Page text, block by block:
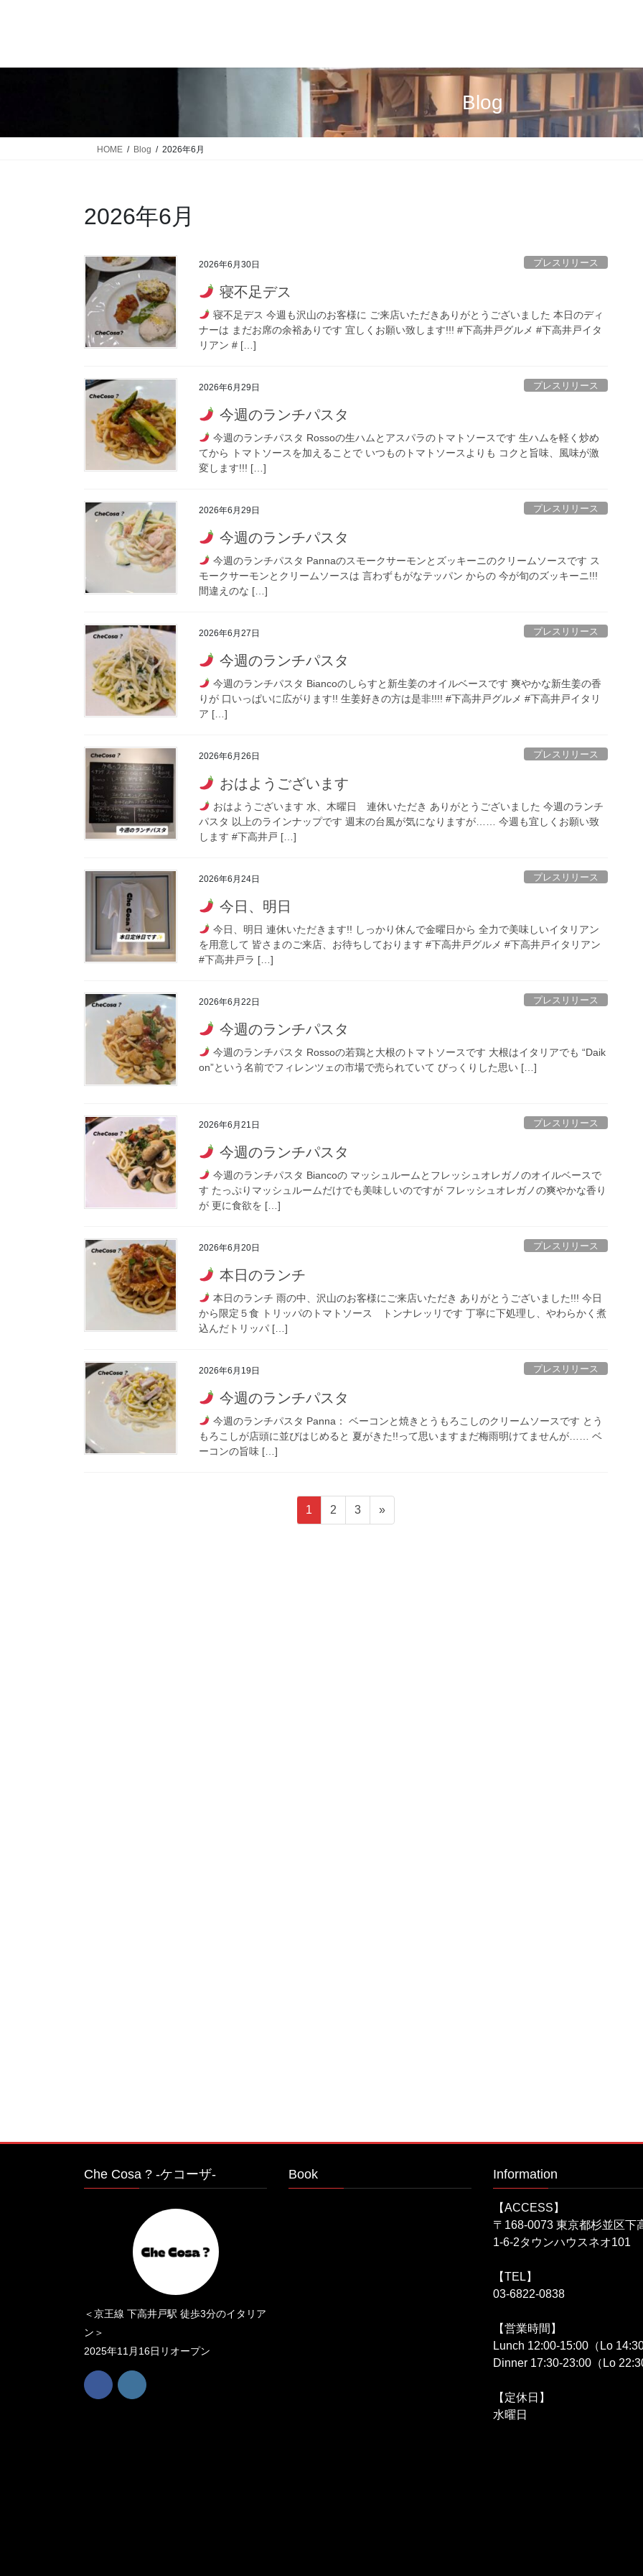
Blog
HOME Blog 2026年6月
2026年6月
2026年6月30日 プレスリリース
寝不足デス
寝不足デス 今週も沢山のお客様に ご来店いただきありがとうございました 本日のディ
ナーは まだお席の余裕ありです 宜しくお願い致します!!! #下高井戸グルメ #下高井戸イタ
リアン # […]
2026年6月29日 プレスリリース
今週のランチパスタ
今週のランチパスタ Rossoの生ハムとアスパラのトマトソースです 生ハムを軽く炒め
てから トマトソースを加えることで いつものトマトソースよりも コクと旨味、風味が激
変します!!! […]
2026年6月29日 プレスリリース
今週のランチパスタ
今週のランチパスタ Pannaのスモークサーモンとズッキーニのクリームソースです ス
モークサーモンとクリームソースは 言わずもがなテッパン からの 今が旬のズッキーニ!!!
間違えのな […]
2026年6月27日 プレスリリース
今週のランチパスタ
今週のランチパスタ Biancoのしらすと新生姜のオイルベースです 爽やかな新生姜の香
りが 口いっぱいに広がります!! 生姜好きの方は是非!!!! #下高井戸グルメ #下高井戸イタリ
ア […]
2026年6月26日 プレスリリース
おはようございます
おはようございます 水、木曜日 連休いただき ありがとうございました 今週のランチ
パスタ 以上のラインナップです 週末の台風が気になりますが…… 今週も宜しくお願い致
します #下高井戸 […]
2026年6月24日 プレスリリース
今日、明日
今日、明日 連休いただきます!! しっかり休んで金曜日から 全力で美味しいイタリアン
を用意して 皆さまのご来店、お待ちしております #下高井戸グルメ #下高井戸イタリアン
#下高井戸ラ […]
2026年6月22日 プレスリリース
今週のランチパスタ
今週のランチパスタ Rossoの若鶏と大根のトマトソースです 大根はイタリアでも “Daik
on”という名前でフィレンツェの市場で売られていて びっくりした思い […]
2026年6月21日 プレスリリース
今週のランチパスタ
今週のランチパスタ Biancoの マッシュルームとフレッシュオレガノのオイルベースで
す たっぷりマッシュルームだけでも美味しいのですが フレッシュオレガノの爽やかな香り
が 更に食欲を […]
2026年6月20日 プレスリリース
本日のランチ
本日のランチ 雨の中、沢山のお客様にご来店いただき ありがとうございました!!! 今日
から限定５食 トリッパのトマトソース トンナレッリです 丁寧に下処理し、やわらかく煮
込んだトリッパ […]
2026年6月19日 プレスリリース
今週のランチパスタ
今週のランチパスタ Panna： ベーコンと焼きとうもろこしのクリームソースです とう
もろこしが店頭に並びはじめると 夏がきた!!って思いますまだ梅雨明けてませんが…… ベ
ーコンの旨味 […]
ペ
ー
1
ペ
ー
2
ペ
ー
3 »
Che Cosa ? -ケコーザ-
＜京王線 下高井戸駅 徒歩3分のイタリア
ン＞
2025年11月16日リオープン
Book Information
【ACCESS】
〒168-0073 東京都杉並区下
1-6-2タウンハウスネオ101
【TEL】
03-6822-0838
【営業時間】
Lunch 12:00‐15:00（Lo 14:30
Dinner 17:30‐23:00（Lo
【定休日】
水曜日